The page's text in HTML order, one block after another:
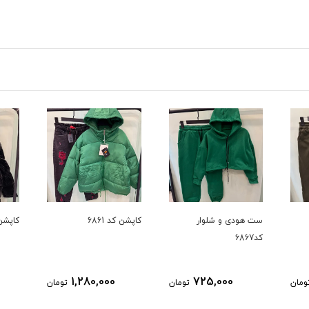
کاپشن کد 6861
1,280,000 تومان
کاپشن کد 6735
1,458,000 تومان
بافت